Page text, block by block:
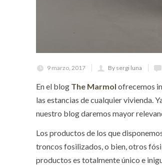
9 marzo, 2017 By sergi luna
En el blog The Marmol ofrecemos
las estancias de cualquier vivienda.
nuestro blog daremos mayor
Los productos de los que
troncos fosilizados, o bien, otros
productos es totalmente único e